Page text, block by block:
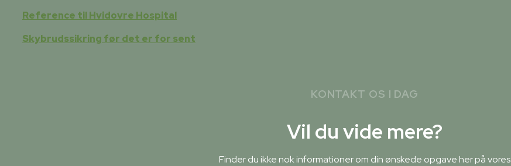
Reference til Hvidovre Hospital
Skybrudssikring før det er for sent
KONTAKT OS I DAG
Vil du vide mere?
Finder du ikke nok informationer om din ønskede opgave her på vores